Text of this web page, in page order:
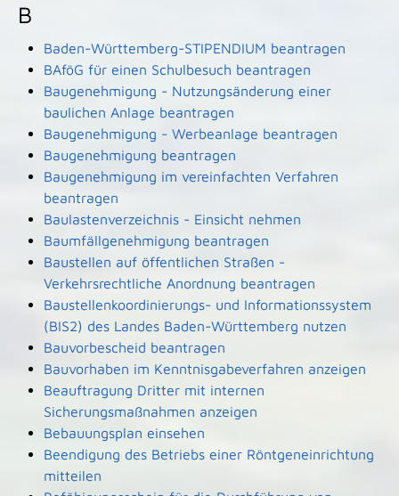
B
Baden-Württemberg-STIPENDIUM beantragen
BAföG für einen Schulbesuch beantragen
Baugenehmigung - Nutzungsänderung einer
baulichen Anlage beantragen
Baugenehmigung - Werbeanlage beantragen
Baugenehmigung beantragen
Baugenehmigung im vereinfachten Verfahren
beantragen
Baulastenverzeichnis - Einsicht nehmen
Baumfällgenehmigung beantragen
Baustellen auf öffentlichen Straßen -
Verkehrsrechtliche Anordnung beantragen
Baustellenkoordinierungs- und Informationssystem
(BIS2) des Landes Baden-Württemberg nutzen
Bauvorbescheid beantragen
Bauvorhaben im Kenntnisgabeverfahren anzeigen
Beauftragung Dritter mit internen
Sicherungsmaßnahmen anzeigen
Bebauungsplan einsehen
Beendigung des Betriebs einer Röntgeneinrichtung
mitteilen